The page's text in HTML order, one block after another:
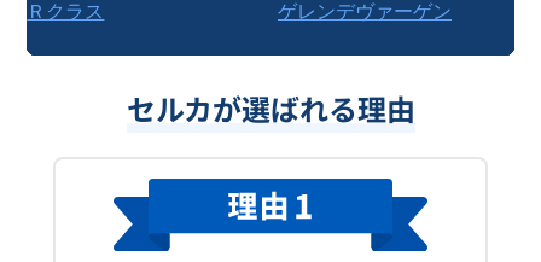
Ｒクラス ゲレンデヴァーゲン
セルカが選ばれる理由